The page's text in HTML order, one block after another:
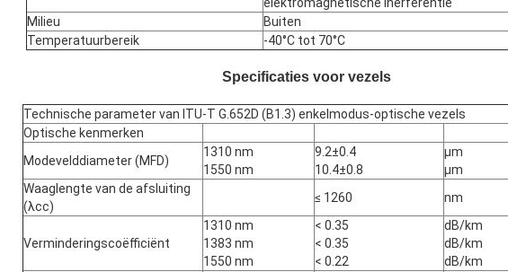
elektromagnetische inerferentie
Milieu
Buiten
Temperatuurbereik
-40°C tot 70°C
Specificaties voor vezels
Technische parameter van ITU-T G.652D (B1.3) enkelmodus-optische vezels
Optische kenmerken
Modevelddiameter (MFD)
1310 nm
1550 nm
9.2±0.4
10.4±0.8
μm
μm
Waaglengte van de afsluiting
(λcc)
≤ 1260 nm
Verminderingscoëfficiënt
1310 nm
1383 nm
1550 nm
< 0.35
< 0.35
< 0.22
dB/km
dB/km
dB/km